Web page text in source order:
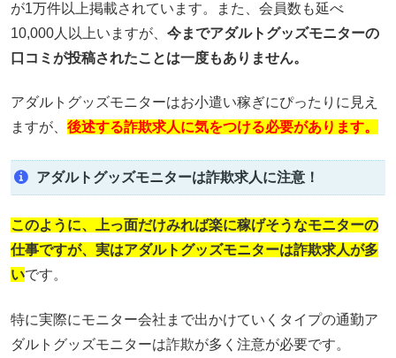
が1万件以上掲載されています。また、会員数も延べ
10,000人以上いますが、 今までアダルトグッズモニターの
口コミが投稿されたことは一度もありません。
アダルトグッズモニターはお小遣い稼ぎにぴったりに見え
ますが、 後述する詐欺求人に気をつける必要があります。
アダルトグッズモニターは詐欺求人に注意！
このように、上っ面だけみれば楽に稼げそうなモニターの
仕事ですが、実はアダルトグッズモニターは詐欺求人が多
いです。
特に実際にモニター会社まで出かけていくタイプの通勤ア
ダルトグッズモニターは詐欺が多く注意が必要です。